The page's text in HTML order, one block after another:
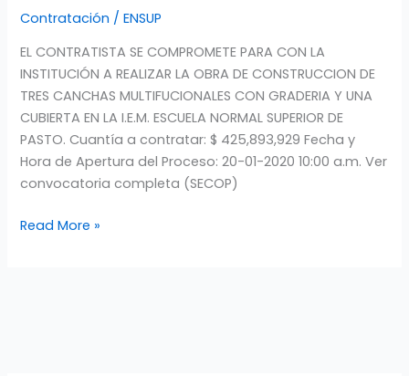
Contratación /ENSUP
EL CONTRATISTA SE COMPROMETE PARA CON LA
INSTITUCIÓN A REALIZAR LA OBRA DE CONSTRUCCION DE
TRES CANCHAS MULTIFUCIONALES CON GRADERIA Y UNA
CUBIERTA EN LA I.E.M. ESCUELA NORMAL SUPERIOR DE
PASTO. Cuantía a contratar: $ 425,893,929 Fecha y
Hora de Apertura del Proceso: 20-01-2020 10:00 a.m. Ver
convocatoria completa (SECOP)
de
construcción
de
edificios
públicos
especializados
Read More »